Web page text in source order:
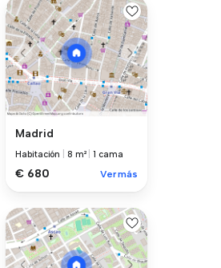
Madrid
Habitación 8 m² |1 cama
€ 680 Ver más